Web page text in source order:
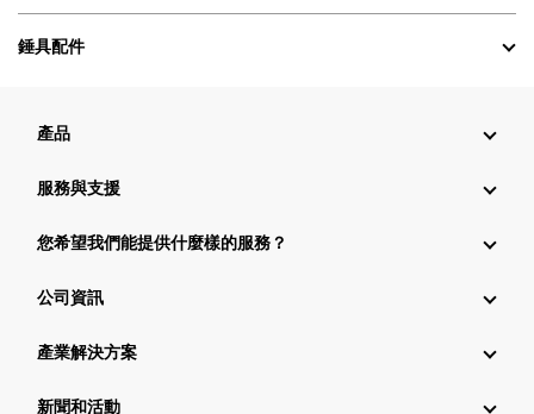
錘具配件
產品
服務與支援
您希望我們能提供什麼樣的服務？
公司資訊
產業解決方案
新聞和活動